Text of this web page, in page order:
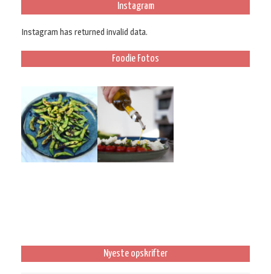
Instagram
Instagram has returned invalid data.
Foodie Fotos
Nyeste opskrifter